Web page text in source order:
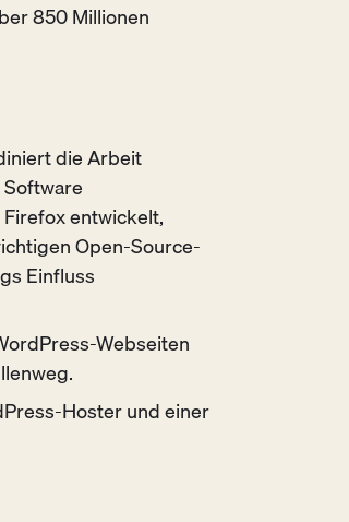
850 Millionen
die Arbeit
entwickelt,
Open-Source-
Einfluss
Webseiten
Hoster und einer